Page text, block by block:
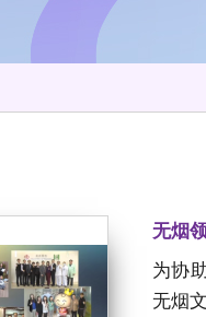
无烟
为协
无烟